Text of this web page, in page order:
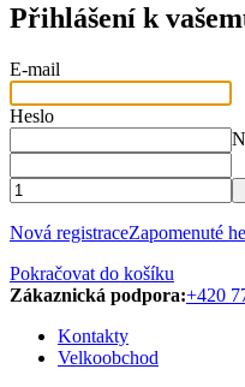
Přihlášení k
E-mail
Heslo
Nová registraceZapomenuté
Pokračovat do košíku
Zákaznická podpora:+420
Kontakty
Velkoobchod